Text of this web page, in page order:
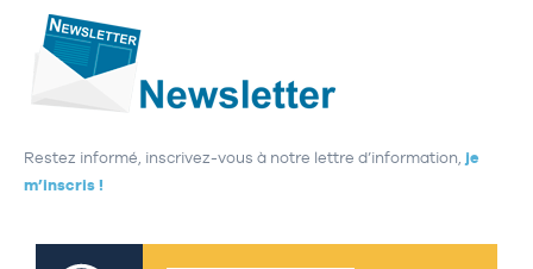
Restez informé, inscrivez-vous à notre lettre d’information, je
m’inscris !